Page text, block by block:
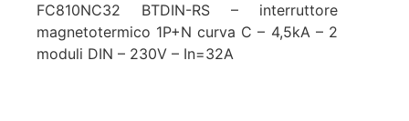
FC810NC32 BTDIN-RS – interruttore
magnetotermico 1P+N curva C – 4,5kA – 2
moduli DIN – 230V – In=32A